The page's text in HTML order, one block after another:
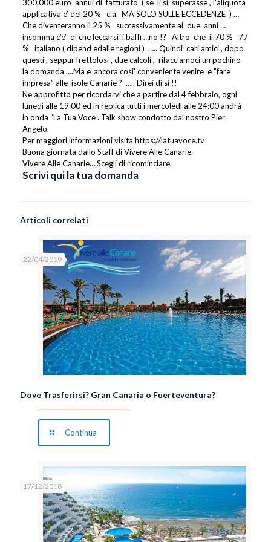
300,000 euro annui di fatturato ( se li si superasse , l’aliquota
applicativa e’ del 20 % c.a. MA SOLO SULLE ECCEDENZE ) …
Che diventeranno il 25 % successivamente ai due anni …
insomma c’e’ di che leccarsi i baffi …no !? Altro che il 70 % 77
% italiano ( dipend edalle regioni ) ….. Quindi cari amici , dopo
questi , seppur frettolosi , due calcoli , rifacciamoci un pochino
la domanda ….Ma e’ ancora cosi’ conveniente venire e ”fare
impresa” alle isole Canarie ? ….. Direi di si !!
Ne approfitto per ricordarvi che a partire dal 4 febbraio, ogni
lunedì alle 19:00 ed in replica tutti i mercoledì alle 24:00 andrà
in onda “La Tua Voce”. Talk show condotto dal nostro Pier
Angelo.
Per maggiori informazioni visita https://latuavoce.tv
Buona giornata dallo Staff di Vivere Alle Canarie.
Vivere Alle Canarie….Scegli di ricominciare.
Scrivi qui la tua domanda
Articoli correlati
22/04/2019
Dove Trasferirsi? Gran Canaria o Fuerteventura?
Continua
17/12/2018